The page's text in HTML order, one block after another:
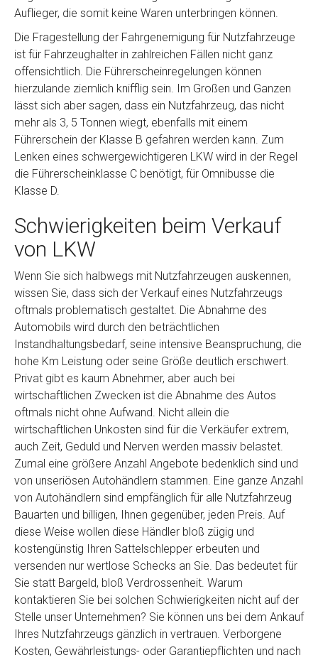
Auflieger, die somit keine Waren unterbringen können.
Die Fragestellung der Fahrgenemigung für Nutzfahrzeuge
ist für Fahrzeughalter in zahlreichen Fällen nicht ganz
offensichtlich. Die Führerscheinregelungen können
hierzulande ziemlich knifflig sein. Im Großen und Ganzen
lässt sich aber sagen, dass ein Nutzfahrzeug, das nicht
mehr als 3, 5 Tonnen wiegt, ebenfalls mit einem
Führerschein der Klasse B gefahren werden kann. Zum
Lenken eines schwergewichtigeren LKW wird in der Regel
die Führerscheinklasse C benötigt, für Omnibusse die
Klasse D.
Schwierigkeiten beim Verkauf
von LKW
Wenn Sie sich halbwegs mit Nutzfahrzeugen auskennen,
wissen Sie, dass sich der Verkauf eines Nutzfahrzeugs
oftmals problematisch gestaltet. Die Abnahme des
Automobils wird durch den beträchtlichen
Instandhaltungsbedarf, seine intensive Beanspruchung, die
hohe Km Leistung oder seine Größe deutlich erschwert.
Privat gibt es kaum Abnehmer, aber auch bei
wirtschaftlichen Zwecken ist die Abnahme des Autos
oftmals nicht ohne Aufwand. Nicht allein die
wirtschaftlichen Unkosten sind für die Verkäufer extrem,
auch Zeit, Geduld und Nerven werden massiv belastet.
Zumal eine größere Anzahl Angebote bedenklich sind und
von unseriösen Autohändlern stammen. Eine ganze Anzahl
von Autohändlern sind empfänglich für alle Nutzfahrzeug
Bauarten und billigen, Ihnen gegenüber, jeden Preis. Auf
diese Weise wollen diese Händler bloß zügig und
kostengünstig Ihren Sattelschlepper erbeuten und
versenden nur wertlose Schecks an Sie. Das bedeutet für
Sie statt Bargeld, bloß Verdrossenheit. Warum
kontaktieren Sie bei solchen Schwierigkeiten nicht auf der
Stelle unser Unternehmen? Sie können uns bei dem Ankauf
Ihres Nutzfahrzeugs gänzlich in vertrauen. Verborgene
Kosten, Gewährleistungs- oder Garantiepflichten und nach